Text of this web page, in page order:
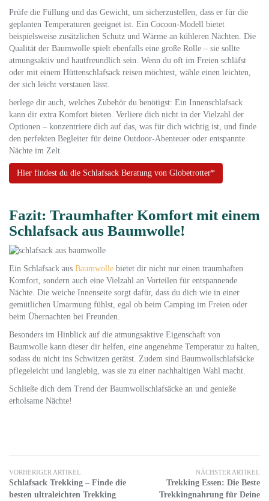
Prüfe die Füllung und das Gewicht, um sicherzustellen, dass er für die
geplanten Temperaturen geeignet ist. Ein Cocoon-Modell bietet
beispielsweise zusätzlichen Schutz und Wärme an kühleren Nächten. Die
Qualität der Baumwolle spielt ebenfalls eine große Rolle – sie sollte
atmungsaktiv und hautfreundlich sein. Wenn du oft im Freien schläfst
oder mit einem Hüttenschlafsack reisen möchtest, wähle einen leichten,
der sich leicht verstauen lässt.
berlege dir auch, welches Zubehör du benötigst: Ein Innenschlafsack
kann dir extra Komfort bieten. Verliere dich nicht in der Vielzahl der
Optionen – konzentriere dich auf das, was für dich wichtig ist, und finde
den perfekten Begleiter für deine Outdoor-Abenteuer oder entspannte
Nächte im Zelt.
Hier findest du die Schlafsack Beratung von Globetrotter*
Fazit: Traumhafter Komfort mit einem
Schlafsack aus Baumwolle!
Ein Schlafsack aus Baumwolle bietet dir nicht nur einen traumhaften
Komfort, sondern auch eine Vielzahl an Vorteilen für entspannende
Nächte. Die weiche Innenseite sorgt dafür, dass du dich wie in einer
gemütlichen Umarmung fühlst, egal ob beim Camping im Freien oder
beim Übernachten bei Freunden.
Besonders im Hinblick auf die atmungsaktive Eigenschaft von
Baumwolle kann dieser dir helfen, eine angenehme Temperatur zu halten,
sodass du nicht ins Schwitzen gerätst. Zudem sind Baumwollschlafsäcke
pflegeleicht und langlebig, was sie zu einer nachhaltigen Wahl macht.
Schließe dich dem Trend der Baumwollschlafsäcke an und genieße
erholsame Nächte!
VORHERIGER ARTIKEL
Schlafsack Trekking – Finde die
besten ultraleichten Trekking
NÄCHSTER ARTIKEL
Trekking Essen: Die Beste
Trekkingnahrung für Deine